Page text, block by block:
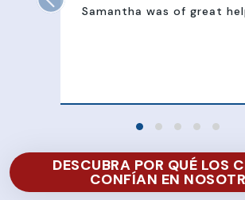
Samantha was of great
DESCUBRA POR QUÉ LOS
CONFÍAN EN